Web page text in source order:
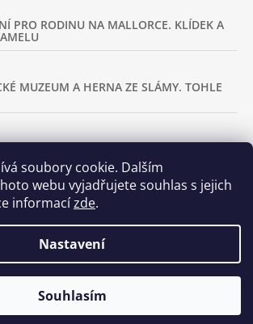
soubory cookie. Dalším
webu vyjadřujete souhlas s jejich
informacízde.
Nastavení
Souhlasím
otevřena! Stavte se u nás každý den
PRO RODINU NA MALLORCE. KLÍDEK A
MUZEUM A HERNA ZE SLÁMY. TOHLE
STÁT
práva vyhrazena.